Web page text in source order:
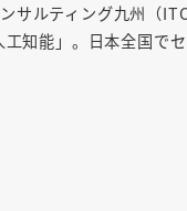
サルティング九州（
知能」。日本全国で